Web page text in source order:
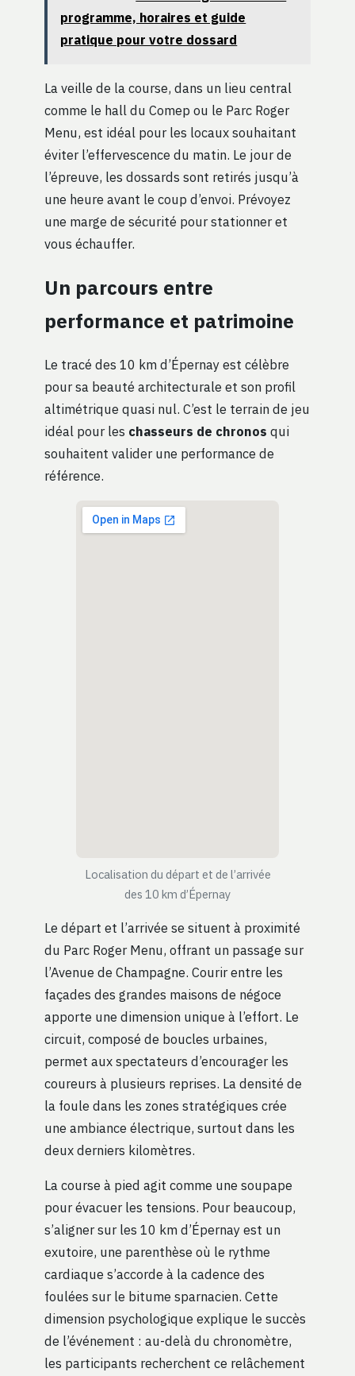
programme, horaires et guide
pratique pour votre dossard
La veille de la course, dans un lieu central
comme le hall du Comep ou le Parc Roger
Menu, est idéal pour les locaux souhaitant
éviter l’effervescence du matin. Le jour de
l’épreuve, les dossards sont retirés jusqu’à
une heure avant le coup d’envoi. Prévoyez
une marge de sécurité pour stationner et
vous échauffer.
Un parcours entre
performance et patrimoine
Le tracé des 10 km d’Épernay est célèbre
pour sa beauté architecturale et son profil
altimétrique quasi nul. C’est le terrain de jeu
idéal pour les chasseurs de chronos qui
souhaitent valider une performance de
référence.
Localisation du départ et de l’arrivée
des 10 km d’Épernay
Le départ et l’arrivée se situent à proximité
du Parc Roger Menu, offrant un passage sur
l’Avenue de Champagne. Courir entre les
façades des grandes maisons de négoce
apporte une dimension unique à l’effort. Le
circuit, composé de boucles urbaines,
permet aux spectateurs d’encourager les
coureurs à plusieurs reprises. La densité de
la foule dans les zones stratégiques crée
une ambiance électrique, surtout dans les
deux derniers kilomètres.
La course à pied agit comme une soupape
pour évacuer les tensions. Pour beaucoup,
s’aligner sur les 10 km d’Épernay est un
exutoire, une parenthèse où le rythme
cardiaque s’accorde à la cadence des
foulées sur le bitume sparnacien. Cette
dimension psychologique explique le succès
de l’événement : au-delà du chronomètre,
les participants recherchent ce relâchement